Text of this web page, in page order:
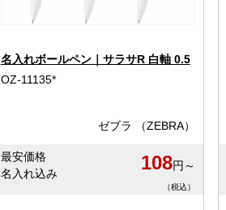
名入れボールペン｜サラサR 白軸 0.5
OZ-11135*
ゼブラ （ZEBRA）
最安価格
名入れ込み
108円～
（税込）